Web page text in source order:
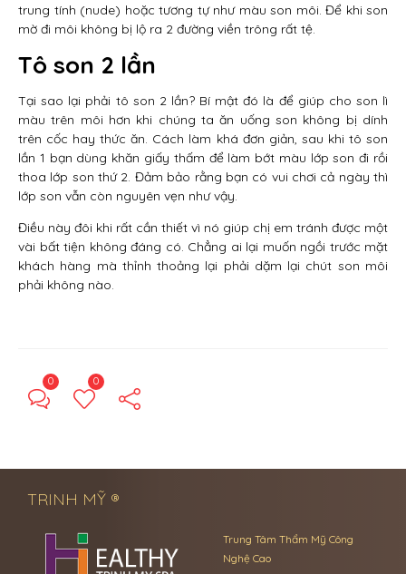
trung tính (nude) hoặc tương tự như màu son môi. Để khi son
mờ đi môi không bị lộ ra 2 đường viền trông rất tệ.
Tô son 2 lần
Tại sao lại phải tô son 2 lần? Bí mật đó là để giúp cho son lì
màu trên môi hơn khi chúng ta ăn uống son không bị dính
trên cốc hay thức ăn. Cách làm khá đơn giản, sau khi tô son
lần 1 bạn dùng khăn giấy thấm để làm bớt màu lớp son đi rồi
thoa lớp son thứ 2. Đảm bảo rằng bạn có vui chơi cả ngày thì
lớp son vẫn còn nguyên vẹn như vậy.
Điều này đôi khi rất cần thiết vì nó giúp chị em tránh được một
vài bất tiện không đáng có. Chẳng ai lại muốn ngồi trước mặt
khách hàng mà thỉnh thoảng lại phải dặm lại chút son môi
phải không nào.
0 0
TRINH MỸ ®
Trung Tâm Thẩm Mỹ Công
Nghệ Cao